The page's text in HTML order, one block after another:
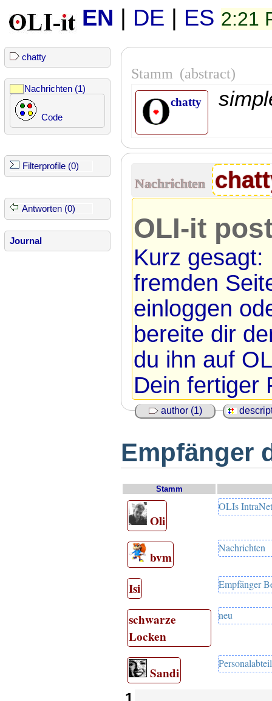
EN | DE | ES 2:21
chatty
Nachrichten (1)
Code
Filterprofile (0)
Antworten (0)
Journal
Stamm (abstract)
chatty
Nachrichten
OLI-it
Kurz
fremden
einloggen
bereite dir
du ihn auf
Dein fertiger
author (1)
Empfänger
Stamm
Oli
OLIs
bvm
Nachrichten
Isi Empfänger
schwarze
Locken
neu
Sandi